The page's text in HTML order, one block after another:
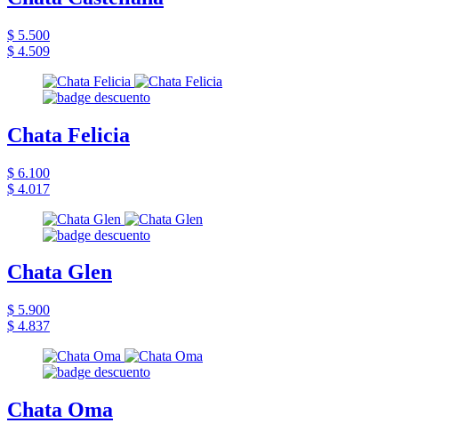
$ 5.500
$ 4.509
Chata Felicia
$ 6.100
$ 4.017
Chata Glen
$ 5.900
$ 4.837
Chata Oma